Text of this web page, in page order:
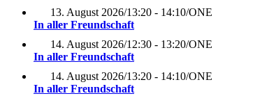
13. August 2026/13:20 - 14:10/ONE
In aller Freundschaft
14. August 2026/12:30 - 13:20/ONE
In aller Freundschaft
14. August 2026/13:20 - 14:10/ONE
In aller Freundschaft